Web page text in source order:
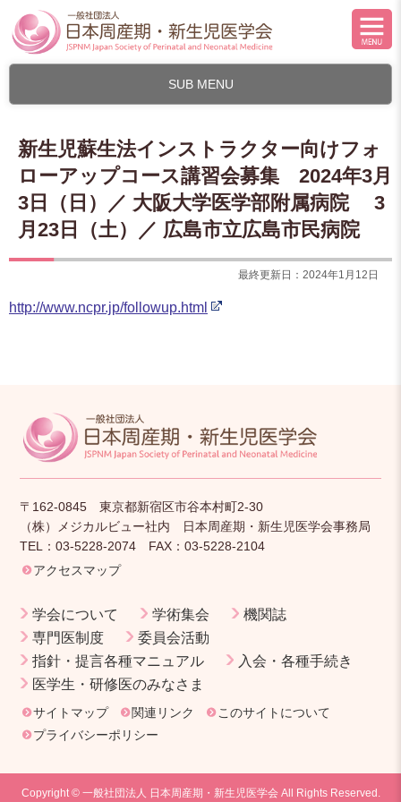
SUB MENU
新生児蘇生法インストラクター向けフォ
ローアップコース講習会募集 2024年3月
3日（日）／ 大阪大学医学部附属病院 3
月23日（土）／ 広島市立広島市民病院
最終更新日：2024年1月12日
http://www.ncpr.jp/followup.html
〒162-0845 東京都新宿区市谷本村町2-30
（株）メジカルビュー社内 日本周産期・新生児医学会事務局
TEL：03-5228-2074 FAX：03-5228-2104
アクセスマップ
学会について 学術集会
機関誌
専門医制度
委員会活動
指針・提言各種マニュアル
入会・各種手続き
医学生・研修医のみなさま
サイトマップ 関連リンク
このサイトについて
プライバシーポリシー
Copyright © 一般社団法人 日本周産期・新生児医学会 All Rights Reserved.